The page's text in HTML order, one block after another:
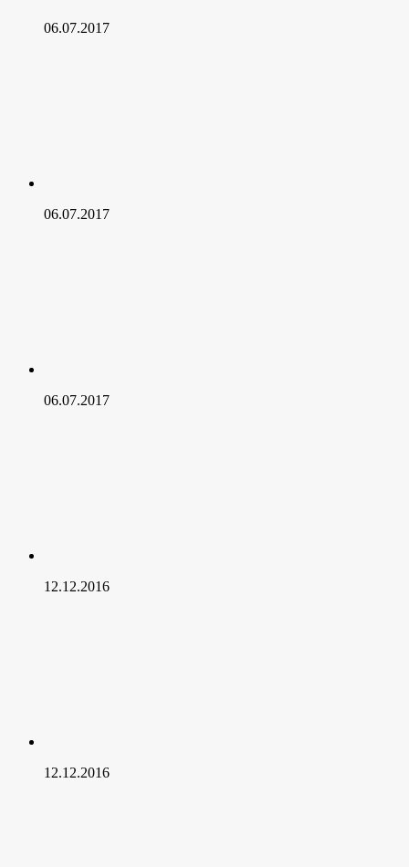
06.07.2017
06.07.2017
06.07.2017
12.12.2016
12.12.2016